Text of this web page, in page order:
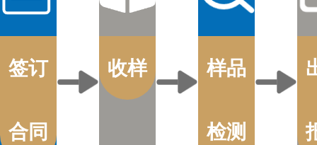
签订
合同
收样 样品
检测